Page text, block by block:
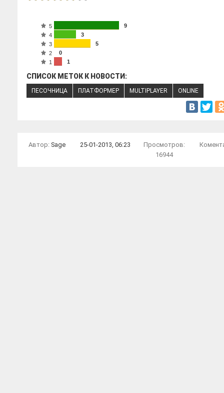
5
9
4
3
3
5
2
0
1
1
СПИСОК МЕТОК К НОВОСТИ:
ПЕСОЧНИЦА ПЛАТФОРМЕР MULTIPLAYER ONLINE
Автор: Sage 25-01-2013, 06:23
Просмотров:
16944